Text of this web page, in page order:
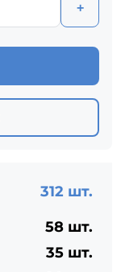
+
312 шт.
58 шт.
35 шт.